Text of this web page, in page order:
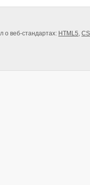
о веб-стандартах: HTML5